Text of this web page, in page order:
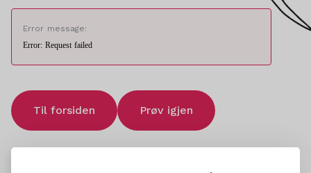
Error message:
Error: Request failed
Til forsiden Prøv igjen